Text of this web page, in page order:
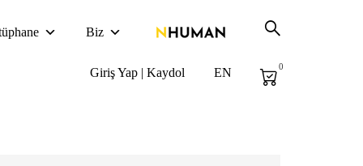
Biz
Giriş Yap | Kaydol EN 0